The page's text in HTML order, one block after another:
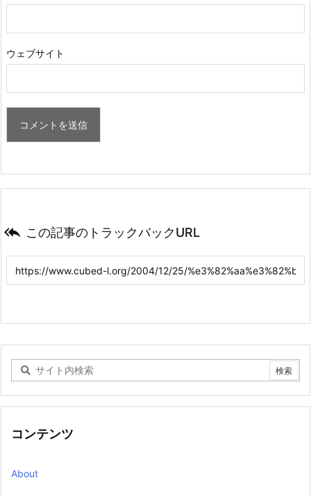
ウェブサイト
 この記事のトラックバックURL
コンテンツ
About